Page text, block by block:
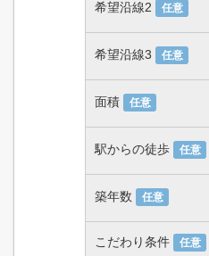
希望沿線2 任意
希望沿線3 任意
面積 任意
駅からの徒歩 任意
築年数 任意
こだわり条件 任意